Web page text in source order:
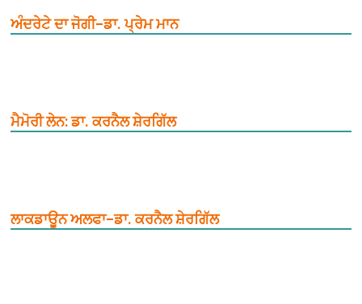
ਅੰਦਰੇਟੇ ਦਾ ਜੋਗੀ–ਡਾ. ਪ੍ਰੇਮ ਮਾਨ
ਮੈਮੋਰੀ ਲੇਨ: ਡਾ. ਕਰਨੈਲ ਸ਼ੇਰਗਿੱਲ
ਲਾਕਡਾਊਨ ਅਲਫਾ–ਡਾ. ਕਰਨੈਲ ਸ਼ੇਰਗਿੱਲ